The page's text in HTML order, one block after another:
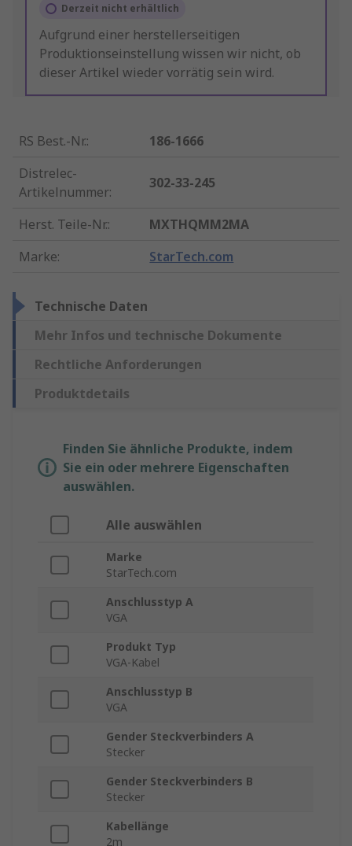
Derzeit nicht erhältlich
Aufgrund einer herstellerseitigen
Produktionseinstellung wissen wir nicht, ob
dieser Artikel wieder vorrätig sein wird.
RS Best.-Nr.:
186-1666
Distrelec-
Artikelnummer:
302-33-245
Herst. Teile-Nr.:
MXTHQMM2MA
Marke: StarTech.com
Technische Daten
Mehr Infos und technische Dokumente
Rechtliche Anforderungen
Produktdetails
Finden Sie ähnliche Produkte, indem
Sie ein oder mehrere Eigenschaften
auswählen.
Alle auswählen
Marke
StarTech.com
Anschlusstyp A
VGA
Produkt Typ
VGA-Kabel
Anschlusstyp B
VGA
Gender Steckverbinders A
Stecker
Gender Steckverbinders B
Stecker
Kabellänge
2m